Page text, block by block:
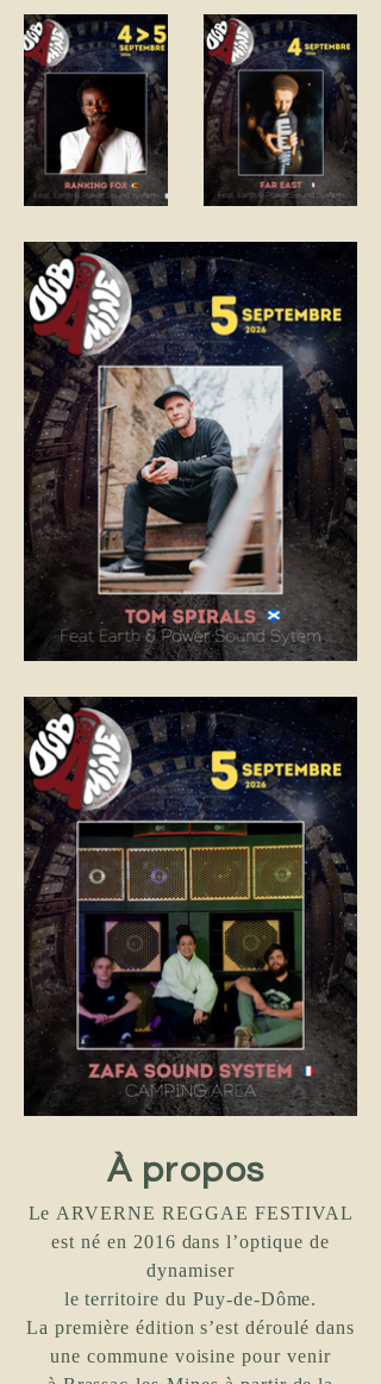
À propos
Le ARVERNE REGGAE FESTIVAL
est né en 2016 dans l’optique de
dynamiser
le territoire du Puy-de-Dôme.
La première édition s’est déroulé dans
une commune voisine pour venir